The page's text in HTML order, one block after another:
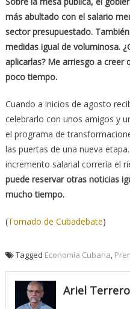
más abultado con el salario
sector presupuestado.
medidas igual de voluminosa.
aplicarlas? Me arriesgo a
poco tiempo.
Cuando a inicios de agosto
celebrarlo con unos amigos y
el programa de
las puertas de una nueva
incremento salarial correría el
puede reservar otras noticias
mucho tiempo.
(Tomado de Cubadebate)
Tagged Economía Cubana
Ariel Terrero